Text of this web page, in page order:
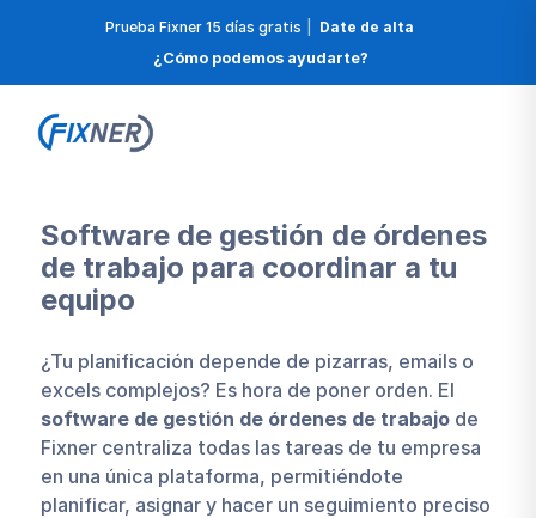
Prueba Fixner 15 días gratis
Date de alta
¿Cómo podemos ayudarte?
Software de gestión de órdenes
de trabajo para coordinar a tu
equipo
¿Tu planificación depende de pizarras, emails o
excels complejos? Es hora de poner orden. El
software de gestión de órdenes de trabajode
Fixner centraliza todas las tareas de tu empresa
en una única plataforma, permitiéndote
planificar, asignar y hacer un seguimiento preciso